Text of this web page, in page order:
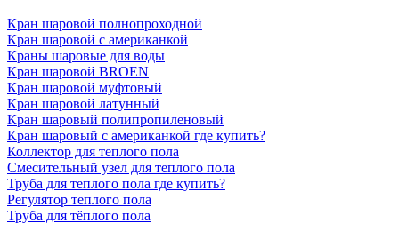
Кран шаровой полнопроходной
Кран шаровой с американкой
Краны шаровые для воды
Кран шаровой BROEN
Кран шаровой муфтовый
Кран шаровой латунный
Кран шаровый полипропиленовый
Кран шаровый с американкой где купить?
Коллектор для теплого пола
Смесительный узел для теплого пола
Труба для теплого пола где купить?
Регулятор теплого пола
Труба для тёплого пола